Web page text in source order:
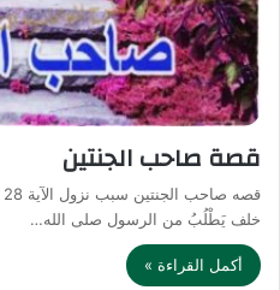
قصة صاحب الجنتين
خلف يَطْلُبُ من الرسول صلى الله…
أكمل القراءة »